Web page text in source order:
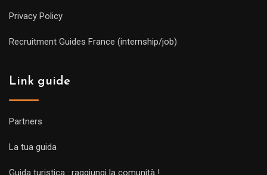
Privacy Policy
Recruitment Guides France (internship/job)
Link guide
Partners
La tua guida
Guida turistica : raggiungi la comunità !